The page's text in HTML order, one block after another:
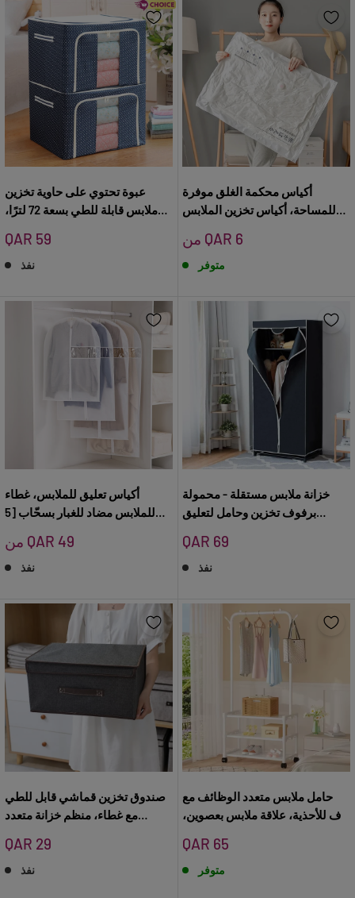
عبوة تحتوي على حاوية تخزين
ملابس قابلة للطي بسعة 72 لترًا،
فولاذي للدعم
سعر
QAR 59
نفذ
أكياس محكمة الغلق موفرة
للمساحة، أكياس تخزين الملابس
الاستخدام
سعر
البيع
من QAR 6
متوفر
أكياس تعليق للملابس، غطاء
للملابس مضاد للغبار بسحّاب [5
سعر
البيع
من QAR 49
نفذ
خزانة ملابس مستقلة - محمولة
برفوف تخزين وحامل لتعليق
سعر
QAR 69
نفذ
صندوق تخزين قماشي قابل للطي
مع غطاء، منظم خزانة متعدد
المنزلي
سعر
QAR 29
نفذ
حامل ملابس متعدد الوظائف مع
رف للأحذية، علاقة ملابس بعصوين،
سعر
QAR 65
متوفر